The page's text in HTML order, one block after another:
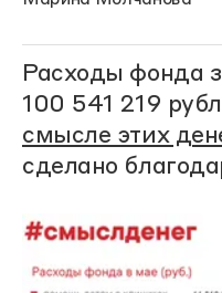
Расходы фонда
100 541 219
смысле этих
сделано